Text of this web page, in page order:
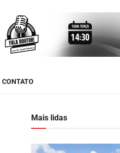
CONTATO
Mais lidas